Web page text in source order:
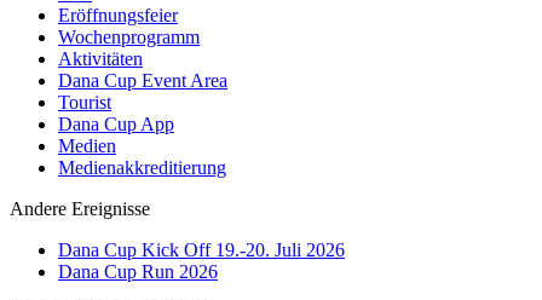
Eröffnungsfeier
Wochenprogramm
Aktivitäten
Dana Cup Event Area
Tourist
Dana Cup App
Medien
Medienakkreditierung
Andere Ereignisse
Dana Cup Kick Off 19.-20. Juli 2026
Dana Cup Run 2026